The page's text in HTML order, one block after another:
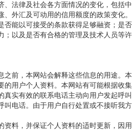
法律及社会各方面情况的变化，包括
外汇及可动用的信用额度的政策变化。
能以可接受的条款获得足够融资；是
以及是否有合格的管理及技术人员等
前，本网站会解释这些信息的用途。
用户个人资料。本网站有可能根据收
实有效的联系电话主动向用户发起呼
电话。由于用户自行处置或不接听我
料，并保证个人资料的适时更新，因